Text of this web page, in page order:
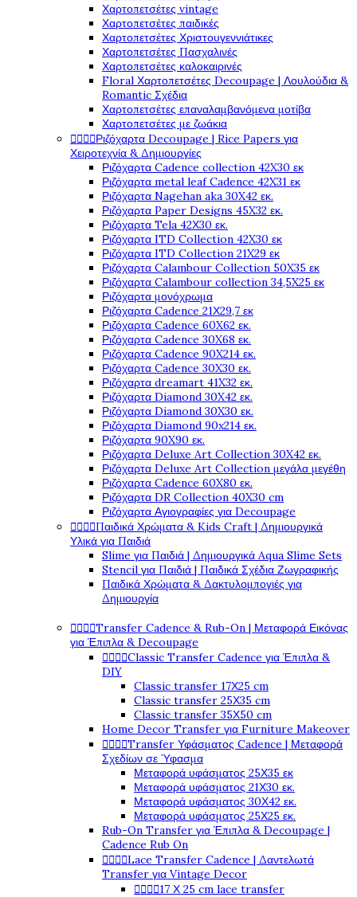
Χαρτοπετσέτες vintage
Χαρτοπετσέτες παιδικές
Χαρτοπετσέτες Χριστουγεννιάτικες
Χαρτοπετσέτες Πασχαλινές
Χαρτοπετσέτες καλοκαιρινές
Floral Χαρτοπετσέτες Decoupage | Λουλούδια &
Romantic Σχέδια
Χαρτοπετσέτες επαναλαμβανόμενα μοτίβα
Χαρτοπετσέτες με ζωάκια
Ριζόχαρτα Decoupage | Rice Papers για
Χειροτεχνία & Δημιουργίες
Ριζόχαρτα Cadence collection 42X30 εκ
Ριζόχαρτα metal leaf Cadence 42X31 εκ
Ριζόχαρτα Nagehan aka 30X42 εκ.
Ριζόχαρτα Paper Designs 45X32 εκ.
Ριζόχαρτα Tela 42Χ30 εκ.
Ριζόχαρτα ITD Collection 42X30 εκ
Ριζόχαρτα ITD Collection 21X29 εκ
Ριζόχαρτα Calambour Collection 50X35 εκ
Ριζόχαρτα Calambour collection 34,5X25 εκ
Ριζόχαρτα μονόχρωμα
Ριζόχαρτα Cadence 21Χ29,7 εκ
Ριζόχαρτα Cadence 60X62 εκ.
Ριζόχαρτα Cadence 30X68 εκ.
Ριζόχαρτα Cadence 90X214 εκ.
Ριζόχαρτα Cadence 30X30 εκ.
Ριζόχαρτα dreamart 41X32 εκ.
Ριζόχαρτα Diamond 30X42 εκ.
Ριζόχαρτα Diamond 30X30 εκ.
Ριζόχαρτα Diamond 90x214 εκ.
Ριζόχαρτα 90X90 εκ.
Ριζόχαρτα Deluxe Art Collection 30X42 εκ.
Ριζόχαρτα Deluxe Art Collection μεγάλα μεγέθη
Ριζόχαρτα Cadence 60X80 εκ.
Ριζόχαρτα DR Collection 40X30 cm
Ριζόχαρτα Αγιογραφίες για Decoupage
Παιδικά Χρώματα & Kids Craft | Δημιουργικά
Υλικά για Παιδιά
Slime για Παιδιά | Δημιουργικά Aqua Slime Sets
Stencil για Παιδιά | Παιδικά Σχέδια Ζωγραφικής
Παιδικά Χρώματα & Δακτυλομπογιές για
Δημιουργία
Transfer Cadence & Rub-On | Μεταφορά Εικόνας
για Έπιπλα & Decoupage
Classic Transfer Cadence για Έπιπλα &
DIY
Classic transfer 17Χ25 cm
Classic transfer 25Χ35 cm
Classic transfer 35Χ50 cm
Home Decor Transfer για Furniture Makeover
Transfer Υφάσματος Cadence | Μεταφορά
Σχεδίων σε Ύφασμα
Μεταφορά υφάσματος 25Χ35 εκ
Μεταφορά υφάσματος 21Χ30 εκ.
Μεταφορά υφάσματος 30Χ42 εκ.
Μεταφορά υφάσματος 25Χ25 εκ.
Rub-On Transfer για Έπιπλα & Decoupage |
Cadence Rub On
Lace Transfer Cadence | Δαντελωτά
Transfer για Vintage Decor
17 Χ 25 cm lace transfer